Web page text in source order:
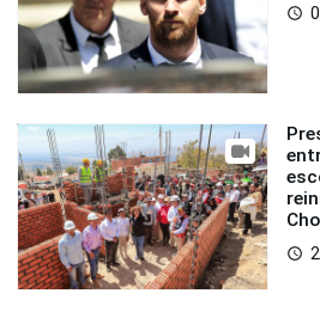
access_time
access_time